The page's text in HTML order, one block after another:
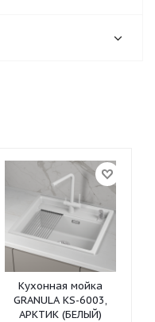
Кухонная мойка
GRANULA KS-6003,
АРКТИК (БЕЛЫЙ)